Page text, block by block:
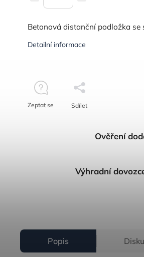
Betonová distanční podložka
Detailní informace
Zeptat se Sdílet
Ověření
Výhradní
Popis